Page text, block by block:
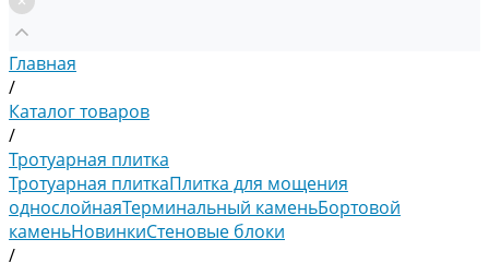
Главная
/
Каталог товаров
/
Тротуарная плитка
Тротуарная плиткаПлитка для мощения
однослойнаяТерминальный каменьБортовой
каменьНовинкиСтеновые блоки
/